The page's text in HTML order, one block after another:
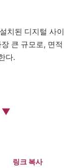
치된 디지털 사이
큰 규모로, 면적
다.
▼
링크 복사